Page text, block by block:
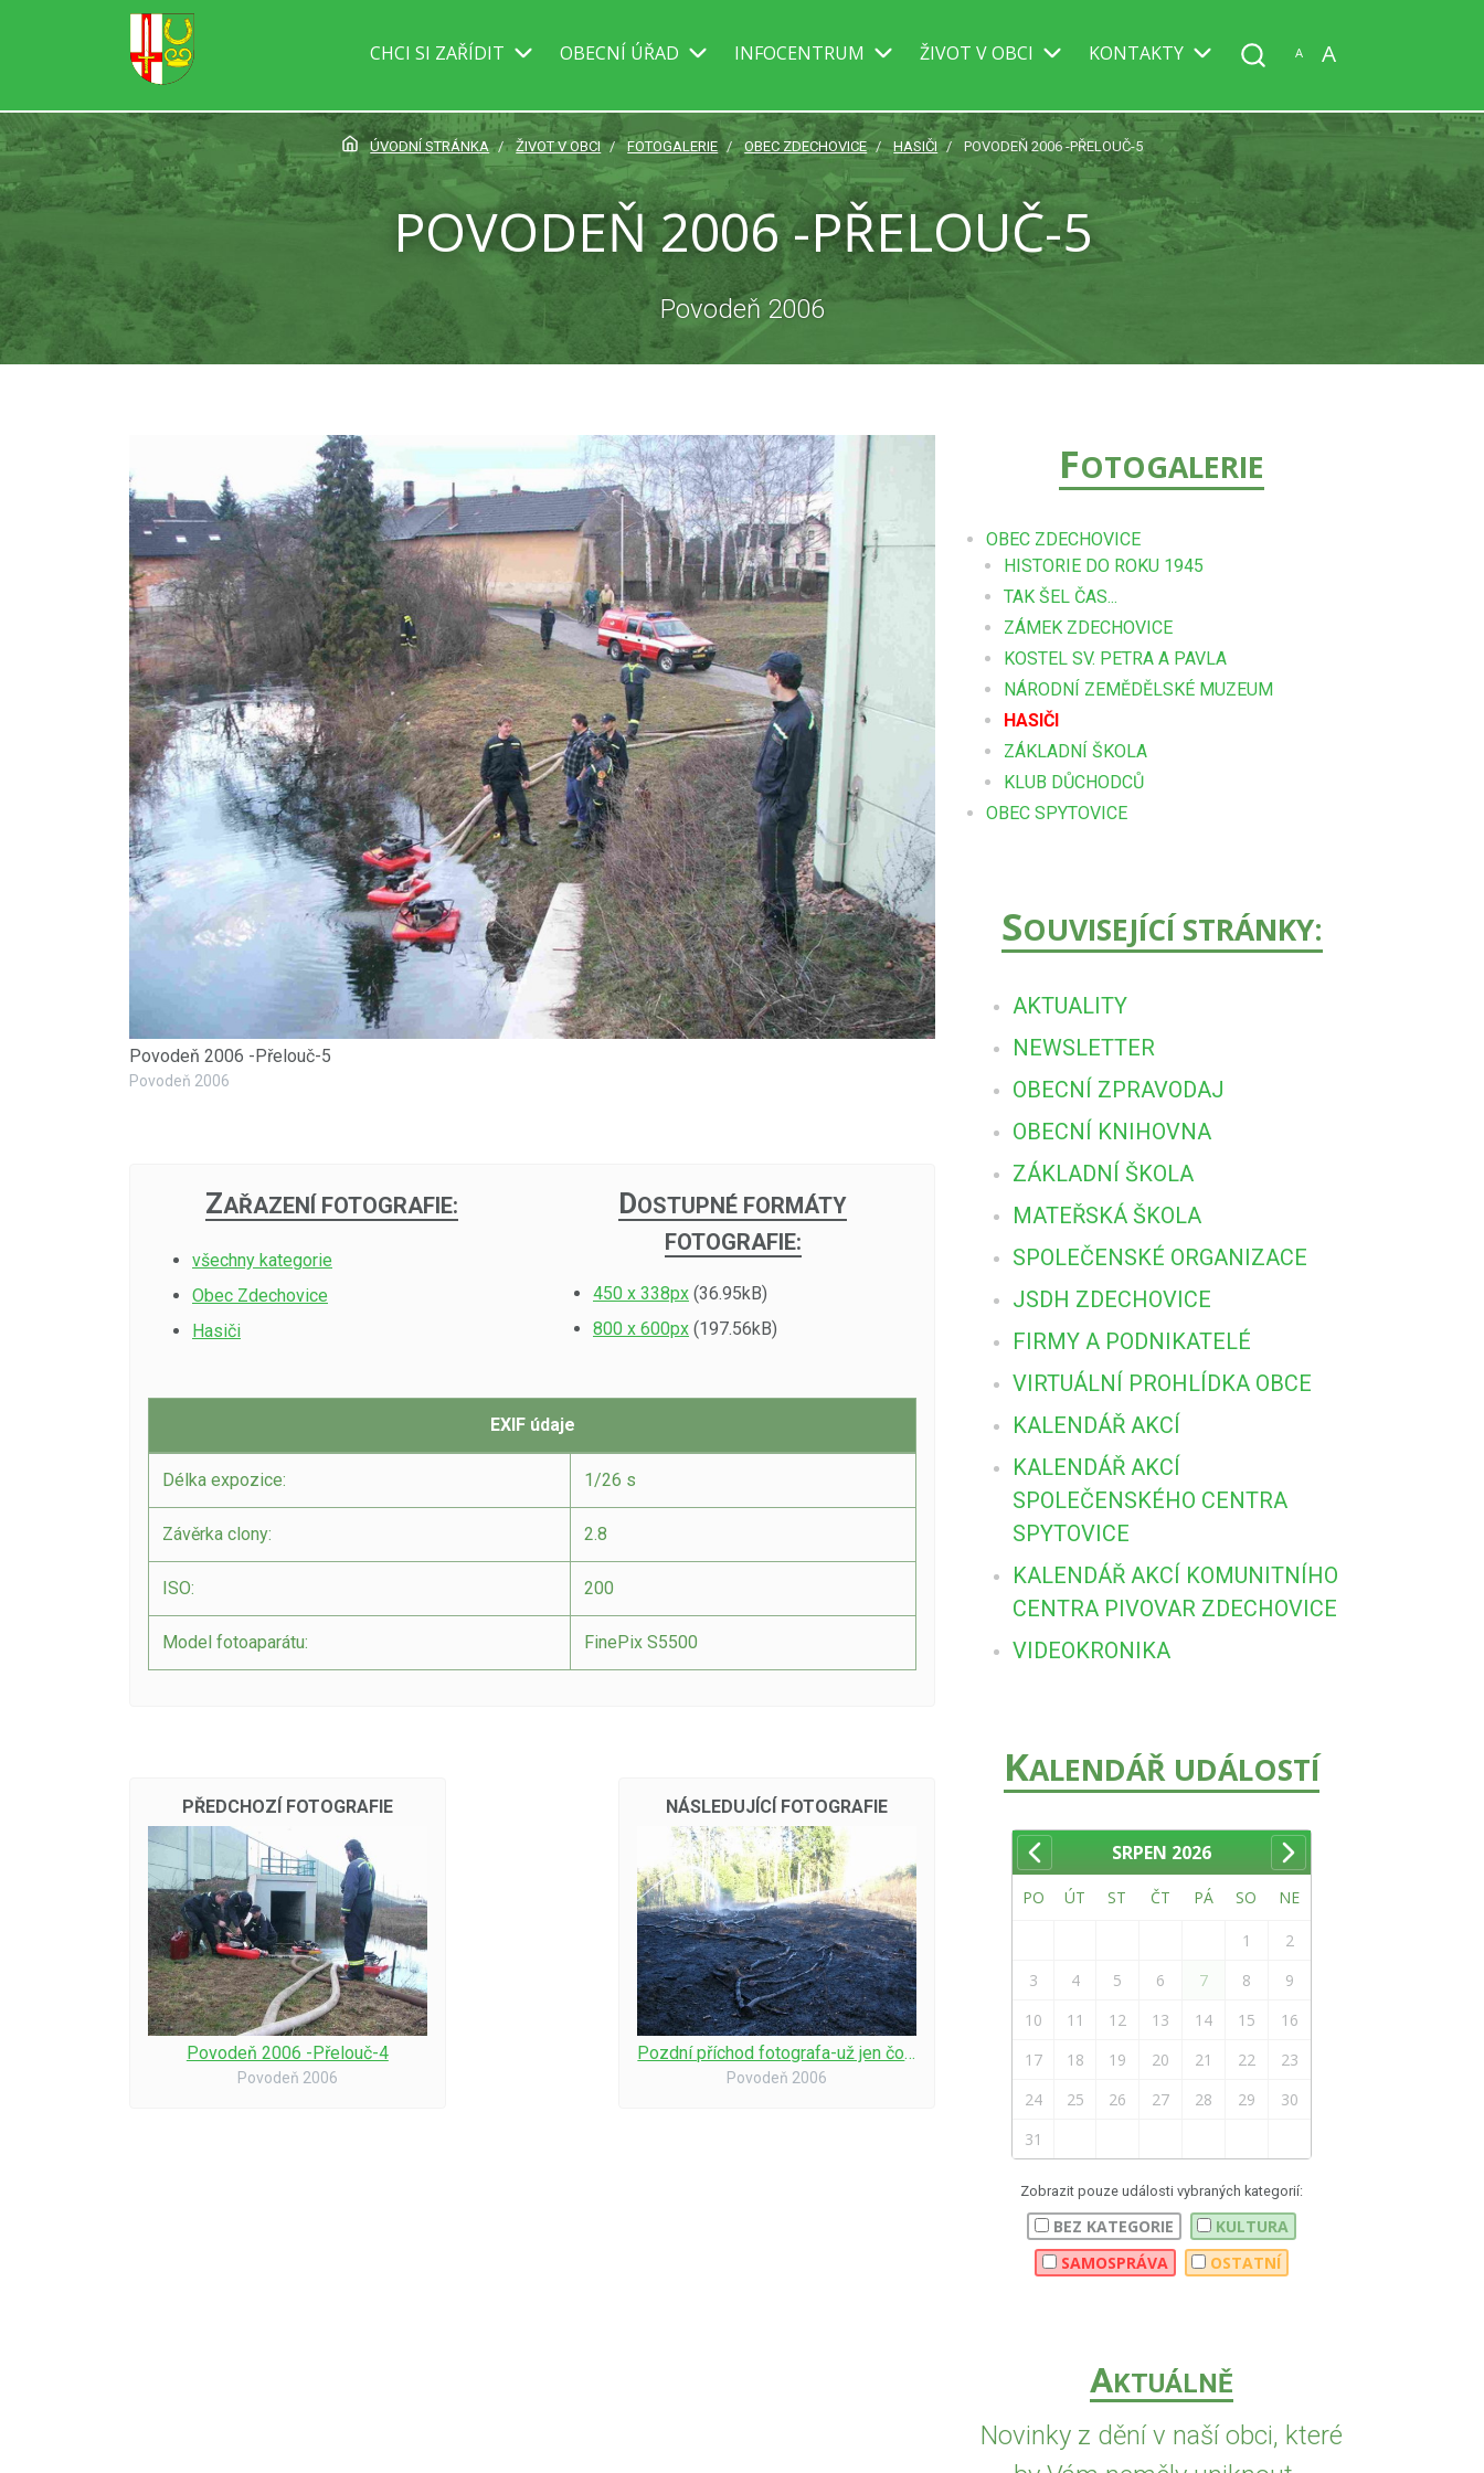
CHCI SI ZAŘÍDIT OBECNÍ ÚŘAD INFOCENTRUM ŽIVOT V OBCI KONTAKTY A A
ÚVODNÍ STRÁNKA ŽIVOT V OBCI FOTOGALERIE OBEC ZDECHOVICE HASIČI POVODEŇ 2006 -PŘELOUČ-5
POVODEŇ 2006 -PŘELOUČ-5
Povodeň 2006
Povodeň 2006 -Přelouč-5
Povodeň 2006
ZAŘAZENÍ FOTOGRAFIE:
všechny kategorie
Obec Zdechovice
Hasiči
DOSTUPNÉ FORMÁTY
FOTOGRAFIE:
450 x 338px (36.95kB)
800 x 600px (197.56kB)
EXIF údaje
Délka expozice: 1/26 s
Závěrka clony: 2.8
ISO: 200
Model fotoaparátu: FinePix S5500
PŘEDCHOZÍ FOTOGRAFIE
Povodeň 2006 -Přelouč-4
Povodeň 2006
NÁSLEDUJÍCÍ FOTOGRAFIE
Pozdní příchod fotografa-už jen čoudík
Povodeň 2006
FOTOGALERIE
OBEC ZDECHOVICE
HISTORIE DO ROKU 1945
TAK ŠEL ČAS...
ZÁMEK ZDECHOVICE
KOSTEL SV. PETRA A PAVLA
NÁRODNÍ ZEMĚDĚLSKÉ MUZEUM
HASIČI
ZÁKLADNÍ ŠKOLA
KLUB DŮCHODCŮ
OBEC SPYTOVICE
SOUVISEJÍCÍ STRÁNKY:
AKTUALITY
NEWSLETTER
OBECNÍ ZPRAVODAJ
OBECNÍ KNIHOVNA
ZÁKLADNÍ ŠKOLA
MATEŘSKÁ ŠKOLA
SPOLEČENSKÉ ORGANIZACE
JSDH ZDECHOVICE
FIRMY A PODNIKATELÉ
VIRTUÁLNÍ PROHLÍDKA OBCE
KALENDÁŘ AKCÍ
KALENDÁŘ AKCÍ
SPOLEČENSKÉHO CENTRA
SPYTOVICE
KALENDÁŘ AKCÍ KOMUNITNÍHO
CENTRA PIVOVAR ZDECHOVICE
VIDEOKRONIKA
KALENDÁŘ UDÁLOSTÍ
SRPEN 2026
PO ÚT ST ČT PÁ SO NE
1
2
3
4 5 6 7 8
9
10
11 12 13 14 15
16
17
18 19 20 21 22
23
24
25 26 27 28 29
30
31
Zobrazit pouze události vybraných kategorií:
BEZ KATEGORIE
KULTURA
SAMOSPRÁVA
OSTATNÍ
AKTUÁLNĚ
Novinky z dění v naší obci, které